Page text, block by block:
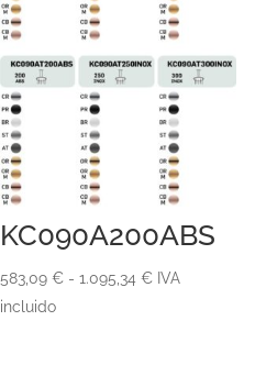
KC090A200ABS
583,09 € - 1.095,34 €Rango
IVA
incluido